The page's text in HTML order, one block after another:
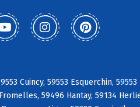
Cuincy, 59553 Esquerchin,
59496 Hantay, 59134